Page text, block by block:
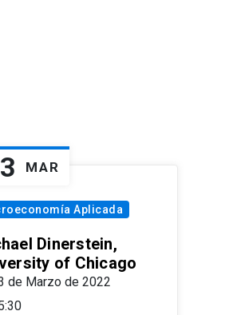
MAR
Aplicada
Dinerstein,
of Chicago
de Marzo de 2022